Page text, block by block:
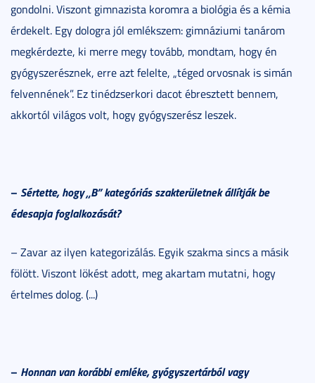
gondolni. Viszont gimnazista koromra a biológia és a kémia
érdekelt. Egy dologra jól emlékszem: gimnáziumi tanárom
megkérdezte, ki merre megy tovább, mondtam, hogy én
gyógyszerésznek, erre azt felelte, „téged orvosnak is simán
felvennének”. Ez tinédzserkori dacot ébresztett bennem,
akkortól világos volt, hogy gyógyszerész leszek.
– Sértette, hogy „B” kategóriás szakterületnek állítják be
édesapja foglalkozását?
– Zavar az ilyen kategorizálás. Egyik szakma sincs a másik
fölött. Viszont lökést adott, meg akartam mutatni, hogy
értelmes dolog. (...)
– Honnan van korábbi emléke, gyógyszertárból vagy